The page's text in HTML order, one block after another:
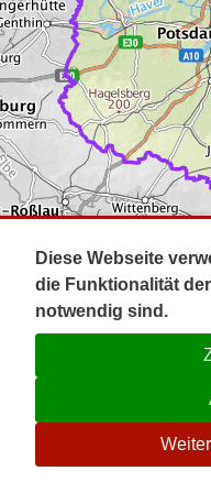
Impressum
Kontakt
Diese Webseite
die Funktionalität
notwendig sind.